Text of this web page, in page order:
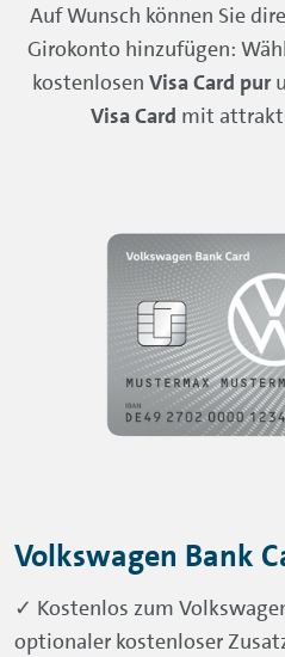
Auf Wunsch können Sie
Girokonto hinzufügen:
kostenlosen Visa Card pur
Visa Card mit
Volkswagen Bank
✓ Kostenlos zum
optionaler kostenloser